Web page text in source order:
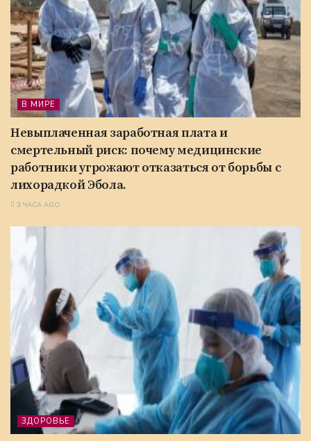
В МИРЕ
Невыплаченная заработная плата и
смертельный риск: почему медицинские
работники угрожают отказаться от борьбы с
лихорадкой Эбола.
3 ЧАСА AGO
ЗДОРОВЬЕ